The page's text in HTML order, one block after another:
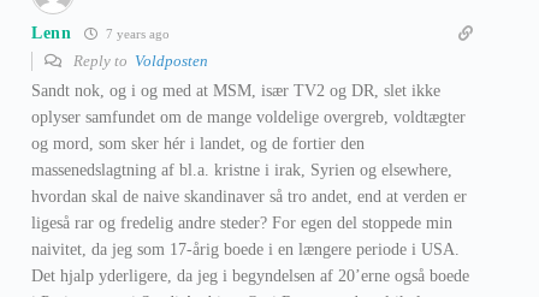
Lenn 7 years ago
Reply to Voldposten
Sandt nok, og i og med at MSM, især TV2 og DR, slet ikke
oplyser samfundet om de mange voldelige overgreb, voldtægter
og mord, som sker hér i landet, og de fortier den
massenedslagtning af bl.a. kristne i irak, Syrien og elsewhere,
hvordan skal de naive skandinaver så tro andet, end at verden er
ligeså rar og fredelig andre steder? For egen del stoppede min
naivitet, da jeg som 17-årig boede i en længere periode i USA.
Det hjalp yderligere, da jeg i begyndelsen af 20’erne også boede